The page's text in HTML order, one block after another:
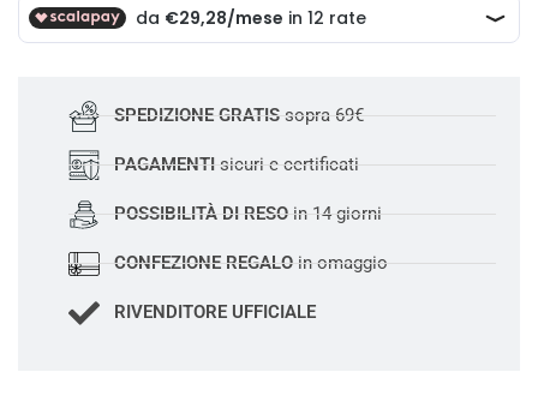
SPEDIZIONE GRATISsopra 69€
PAGAMENTI sicuri e certificati
POSSIBILITÀ DI RESO in 14 giorni
CONFEZIONE REGALOin omaggio
RIVENDITORE UFFICIALE